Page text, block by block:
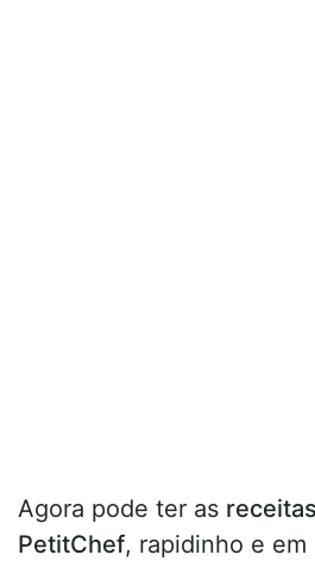
Agora pode ter as
PetitChef, rapidinho e